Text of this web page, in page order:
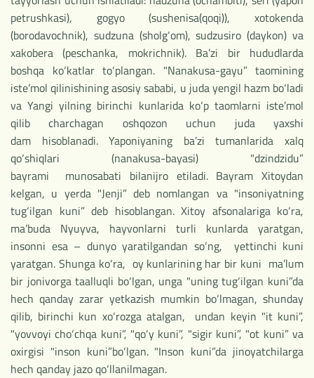
petrushkasi), gogyo (sushenisa(qoqi)), xotokenda
(borodavochnik), sudzuna (sholg‘om), sudzusiro (daykon) va
xakobera (peschanka, mokrichnik). Ba’zi bir hududlarda
boshqa ko‘katlar to‘plangan. "Nanakusa-gayu” taomining
iste’mol qilinishining asosiy sababi, u juda yengil hazm bo‘ladi
va Yangi yilning birinchi kunlarida ko‘p taomlarni iste’mol
qilib charchagan oshqozon uchun juda yaxshi
dam hisoblanadi. Yaponiyaning ba’zi tumanlarida xalq
qo‘shiqlari (nanakusa-bayasi) "dzindzidu”
bayrami munosabati bilanijro etiladi. Bayram Xitoydan
kelgan, u yerda "Jenji” deb nomlangan va "insoniyatning
tug‘ilgan kuni” deb hisoblangan. Xitoy afsonalariga ko‘ra,
ma’buda Nyuyva, hayvonlarni turli kunlarda yaratgan,
insonni esa – dunyo yaratilgandan so‘ng, yettinchi kuni
yaratgan. Shunga ko‘ra, oy kunlarining har bir kuni ma’lum
bir jonivorga taalluqli bo‘lgan, unga "uning tug‘ilgan kuni”da
hech qanday zarar yetkazish mumkin bo‘lmagan, shunday
qilib, birinchi kun xo‘rozga atalgan, undan keyin "it kuni”,
"yovvoyi cho‘chqa kuni”, "qo‘y kuni”, "sigir kuni”, "ot kuni” va
oxirgisi "inson kuni”bo‘lgan. "Inson kuni”da jinoyatchilarga
hech qanday jazo qo‘llanilmagan.